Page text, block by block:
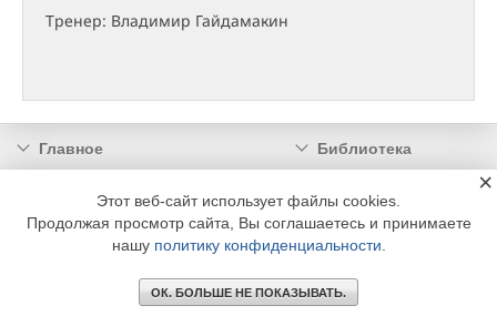
Тренер: Владимир Гайдамакин
Главное
Библиотека
© 2002 - 2026 OOO Издательский дом «МЕДИА ТЕХНОЛОДЖИ» +7 (495) 665-00-
Этот веб-сайт использует файлы cookies.
Продолжая просмотр сайта, Вы соглашаетесь и принимаете
нашу политику конфиденциальности
ОК. БОЛЬШЕ НЕ ПОКАЗЫВАТЬ.
×